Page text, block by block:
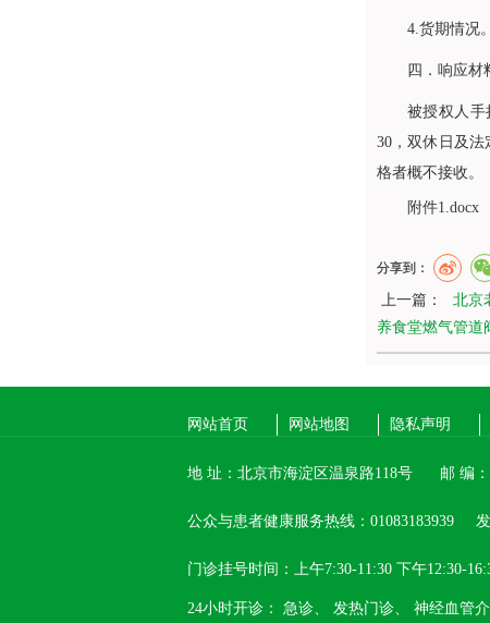
4.货期情况。
四．响应材
被授权人手
30，双休日及法
格者概不接收。
附件1.docx
分享到：
上一篇：
北京
养食堂燃气管
网站首页 网站地图 隐私声明
地 址：北京市海淀区温泉路118号 邮 编
公众与患者健康服务热线：01083183939
门诊挂号时间：上午7:30-11:30 下午12:30-
24小时开诊： 急诊、 发热门诊、 神经血管介